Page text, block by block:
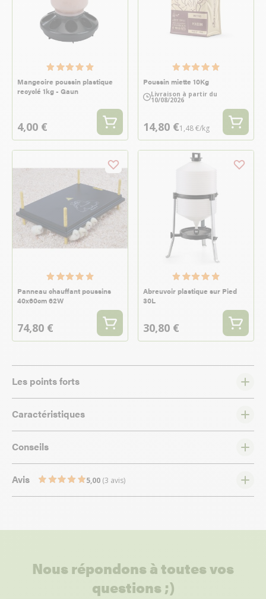
Mangeoire poussin plastique
recyclé 1kg - Gaun
4,00 €
Poussin miette 10Kg
Livraison à partir du
10/08/2026
14,80 €1,48 €/kg
Panneau chauffant poussins
40x60cm 62W
74,80 €
Abreuvoir plastique sur Pied
30L
30,80 €
Les points forts
Caractéristiques
Conseils
Avis 5,00 (3 avis)
Nous répondons à toutes vos
questions ;)